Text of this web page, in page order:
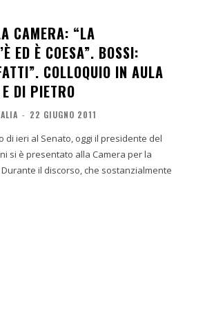
CAMERA: “LA
ED È COESA”. BOSSI:
COLLOQUIO IN AULA
DI PIETRO
- 22 GIUGNO 2011
di ieri al Senato, oggi il presidente del
si è presentato alla Camera per la
il discorso, che sostanzialmente